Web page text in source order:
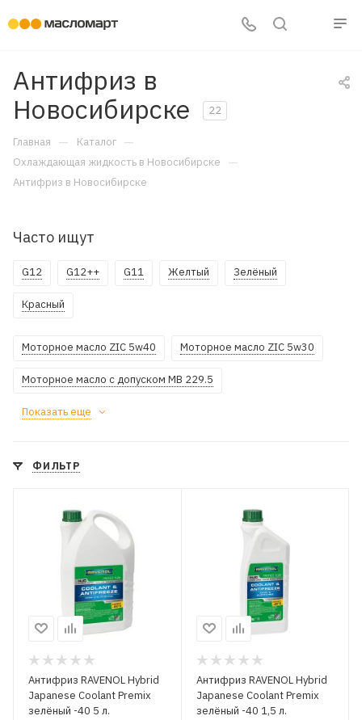
Антифриз в
Новосибирске
22
Главная — Каталог —
Охлаждающая жидкость в Новосибирске —
Антифриз в Новосибирске
Часто ищут
G12 G12++ G11 Желтый Зелёный
Красный
Моторное масло ZIC 5w40 Моторное масло ZIC 5w30
Моторное масло с допуском MB 229.5
Показать еще
ФИЛЬТР
Антифриз RAVENOL Hybrid
Japanese Coolant Premix
зелёный -40 5 л.
Антифриз RAVENOL Hybrid
Japanese Coolant Premix
зелёный -40 1,5 л.